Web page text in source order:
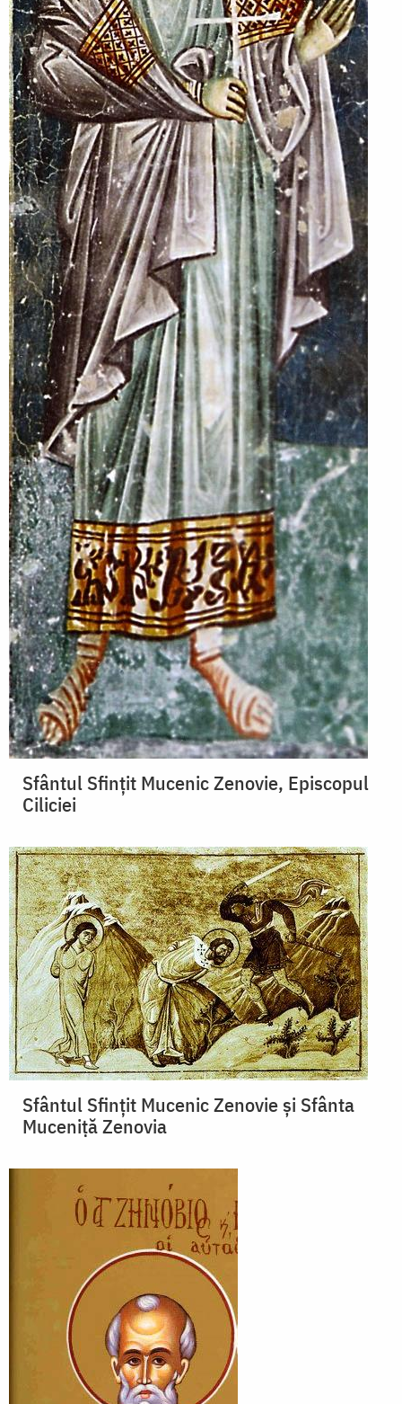
Sfântul Sfinţit Mucenic Zenovie, Episcopul
Ciliciei
Sfântul Sfinţit Mucenic Zenovie și Sfânta
Muceniţă Zenovia